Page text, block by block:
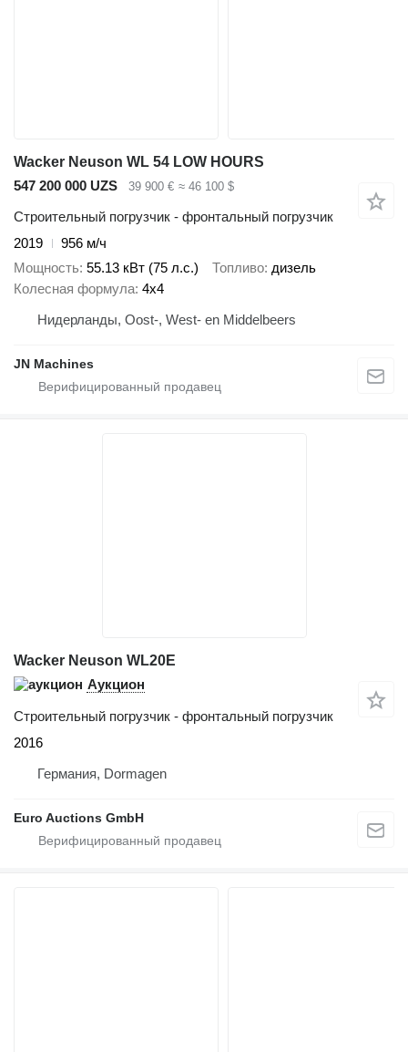
Wacker Neuson WL 54 LOW HOURS
547 200 000 UZS
39 900 € ≈ 46 100 $
Строительный погрузчик - фронтальный погрузчик
2019
956 м/ч
Мощность 55.13 кВт (75 л.с.) Топливо дизель
Колесная формула 4x4
Нидерланды, Oost-, West- en Middelbeers
JN Machines
Wacker Neuson WL20E
Аукцион
Строительный погрузчик - фронтальный погрузчик
2016
Германия, Dormagen
Euro Auctions GmbH